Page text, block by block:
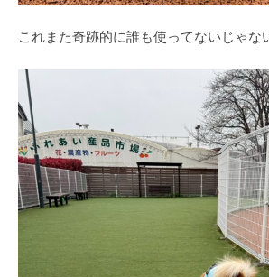
これまた奇跡的に誰も使ってないじゃな